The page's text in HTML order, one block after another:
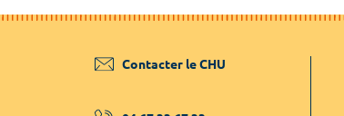
Contacter le CHU